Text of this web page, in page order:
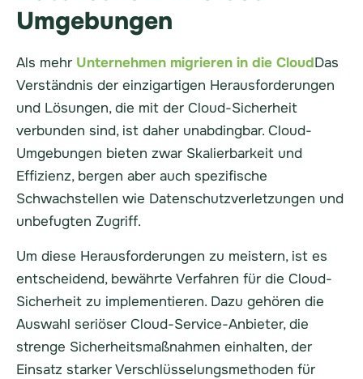
Umgebungen
Als mehr Unternehmen migrieren in die CloudDas
Verständnis der einzigartigen Herausforderungen
und Lösungen, die mit der Cloud-Sicherheit
verbunden sind, ist daher unabdingbar. Cloud-
Umgebungen bieten zwar Skalierbarkeit und
Effizienz, bergen aber auch spezifische
Schwachstellen wie Datenschutzverletzungen und
unbefugten Zugriff.
Um diese Herausforderungen zu meistern, ist es
entscheidend, bewährte Verfahren für die Cloud-
Sicherheit zu implementieren. Dazu gehören die
Auswahl seriöser Cloud-Service-Anbieter, die
strenge Sicherheitsmaßnahmen einhalten, der
Einsatz starker Verschlüsselungsmethoden für